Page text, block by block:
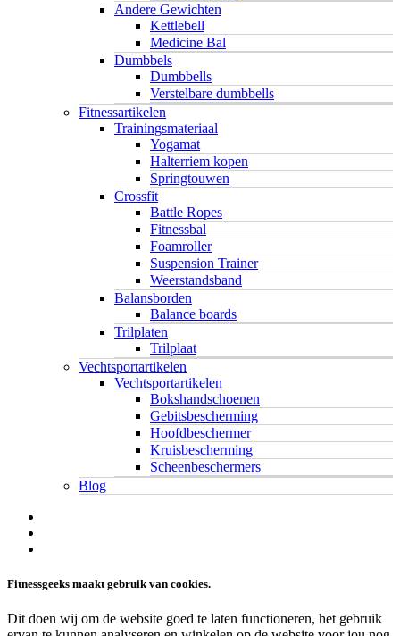
Andere Gewichten
Kettlebell
Medicine Bal
Dumbbels
Dumbbells
Verstelbare dumbbells
Fitnessartikelen
Trainingsmateriaal
Yogamat
Halterriem kopen
Springtouwen
Crossfit
Battle Ropes
Fitnessbal
Foamroller
Suspension Trainer
Weerstandsband
Balansborden
Balance boards
Trilplaten
Trilplaat
Vechtsportartikelen
Vechtsportartikelen
Bokshandschoenen
Gebitsbescherming
Hoofdbeschermer
Kruisbescherming
Scheenbeschermers
Blog
Fitnessgeeks maakt gebruik van cookies.
Dit doen wij om de website goed te laten functioneren, het gebruik